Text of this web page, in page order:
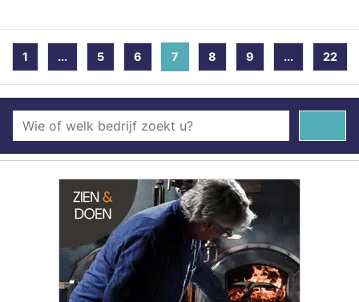
1 ... 5 6 7 (current)
8 9 ... 22